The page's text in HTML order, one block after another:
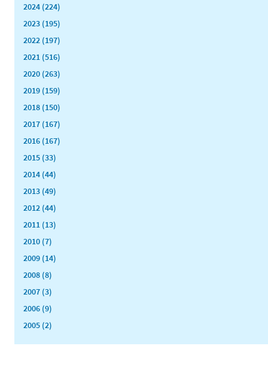
2024 (224)
2023 (195)
2022 (197)
2021 (516)
2020 (263)
2019 (159)
2018 (150)
2017 (167)
2016 (167)
2015 (33)
2014 (44)
2013 (49)
2012 (44)
2011 (13)
2010 (7)
2009 (14)
2008 (8)
2007 (3)
2006 (9)
2005 (2)